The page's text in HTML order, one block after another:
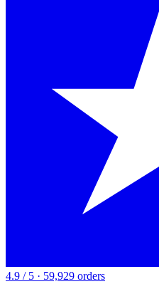
4.9 / 5 · 59,929 orders